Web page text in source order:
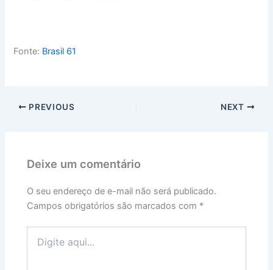
Fonte: Brasil 61
PREVIOUS NEXT
Deixe um comentário
O seu endereço de e-mail não será publicado.
Campos obrigatórios são marcados com *
aqui...